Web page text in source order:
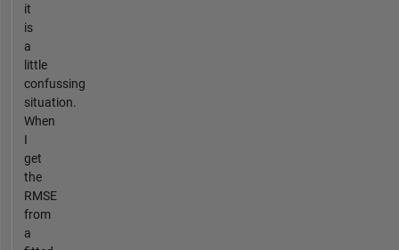
it
is
a
little
confussing
situation.
When
I
get
the
RMSE
from
a